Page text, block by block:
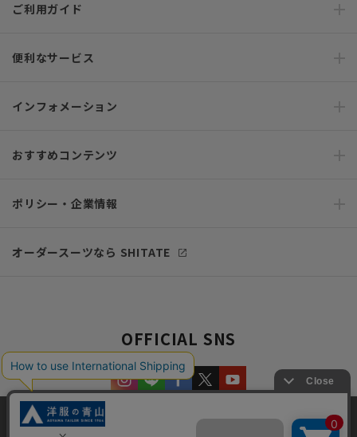
ご利用ガイド
便利なサービス
インフォメーション
おすすめコンテンツ
ポリシー・企業情報
オーダースーツなら SHITATE
OFFICIAL SNS